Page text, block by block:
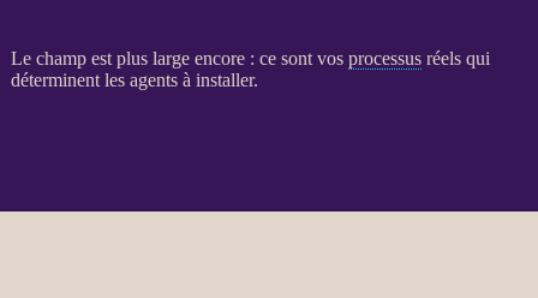
Le champ est plus large encore : ce sont vos processusréels qui
déterminent les agentsà installer.